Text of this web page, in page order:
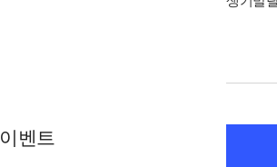
이벤트